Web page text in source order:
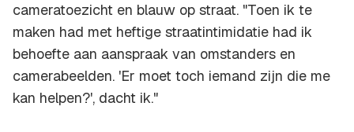
cameratoezicht en blauw op straat. "Toen ik te
maken had met heftige straatintimidatie had ik
behoefte aan aanspraak van omstanders en
camerabeelden. 'Er moet toch iemand zijn die me
kan helpen?', dacht ik."